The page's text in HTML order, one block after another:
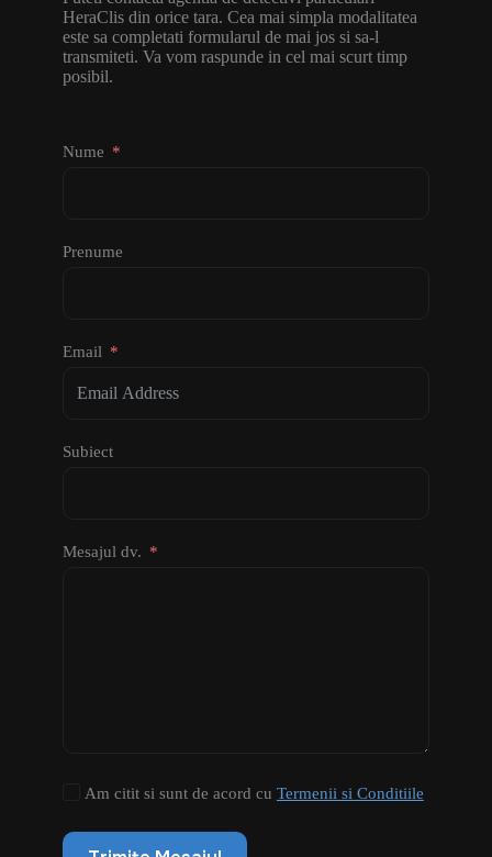
HeraClis din orice tara. Cea mai simpla modalitatea
este sa completati formularul de mai jos si sa-l
transmiteti. Va vom raspunde in cel mai scurt timp
posibil.
Nume
Prenume
Email
Subiect
Mesajul dv.
Am citit si sunt de acord cu Termenii si Conditiile